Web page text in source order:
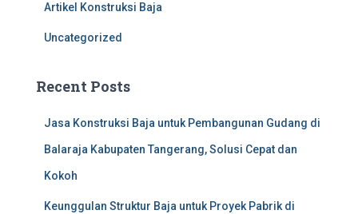
Artikel Konstruksi Baja
Uncategorized
Recent Posts
Jasa Konstruksi Baja untuk Pembangunan Gudang di
Balaraja Kabupaten Tangerang, Solusi Cepat dan
Kokoh
Keunggulan Struktur Baja untuk Proyek Pabrik di